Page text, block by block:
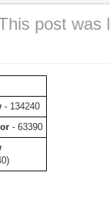
post was
- 134240
- 63390